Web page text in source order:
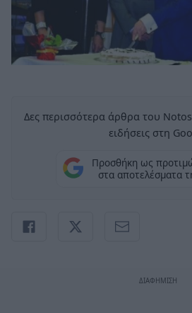
Δες περισσότερα άρθρα του
ειδήσεις στη
Προσθήκη ως
στα αποτελέσματα